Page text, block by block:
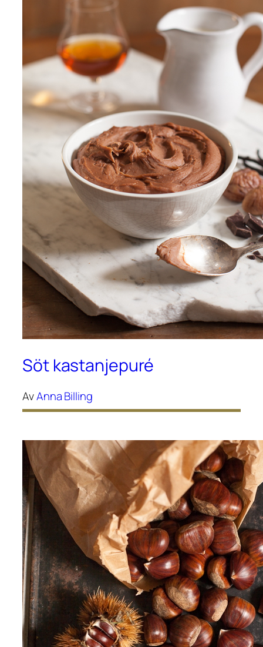
Söt kastanjepuré
AvAnna Billing